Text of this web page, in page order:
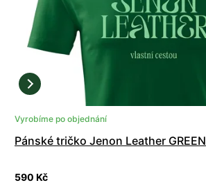
Vyrobíme po objednání
Pánské tričko Jenon Leather GREEN
590 Kč